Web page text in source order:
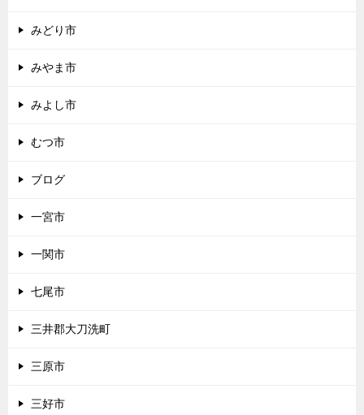
みどり市
みやま市
みよし市
むつ市
ブログ
一宮市
一関市
七尾市
三井郡大刀洗町
三原市
三好市